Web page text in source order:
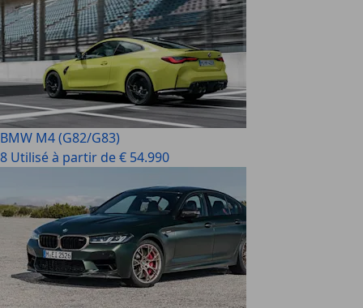
BMW M4 (G82/G83)
8 Utilisé à partir de € 54.990